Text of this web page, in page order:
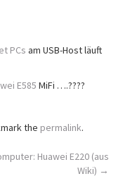
PCs am USB-Host läuft
E585 MiFi ….????
the permalink.
Huawei E220 (aus
Wiki) →